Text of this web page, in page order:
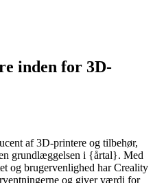
inden for 3D-
af 3D-printere og tilbehør,
grundlæggelsen i {årtal}. Med
og brugervenlighed har Creality
og giver værdi for